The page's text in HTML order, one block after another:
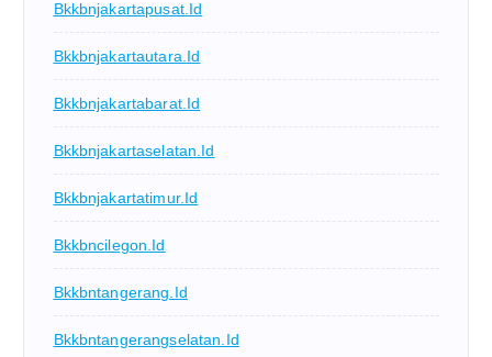
Bkkbnjakartapusat.id
Bkkbnjakartautara.id
Bkkbnjakartabarat.id
Bkkbnjakartaselatan.id
Bkkbnjakartatimur.id
Bkkbncilegon.id
Bkkbntangerang.id
Bkkbntangerangselatan.id